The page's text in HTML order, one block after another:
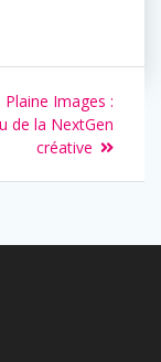
Plaine Images :
de la NextGen
créative